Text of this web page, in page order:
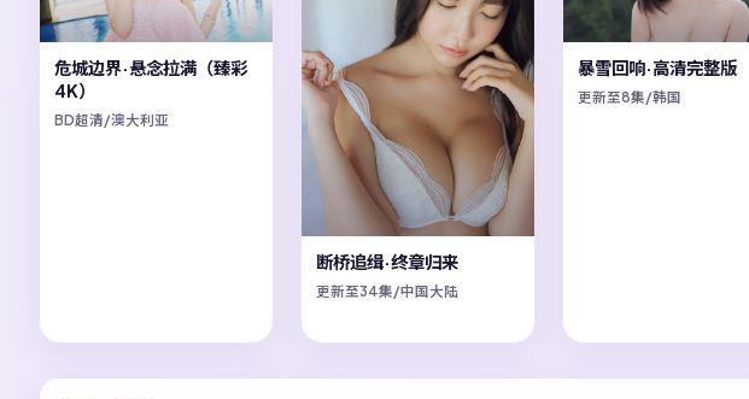
危城边界·悬念拉满（臻彩
4K）
BD超清/澳大利亚
断桥追缉·终章归来
更新至34集/中国大陆
暴雪回响·高清完整版
更新至8集/韩国